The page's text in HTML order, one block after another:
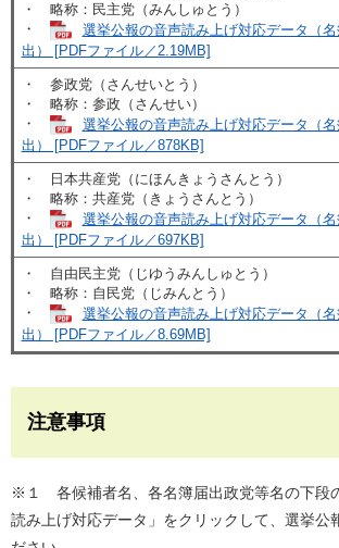
・ 略称：民主党（みんしゅとう）
・
選挙公報の音声読み上げ対応データ（
出） [PDFファイル／2.19MB]
・ 参政党（さんせいとう）
・ 略称：参政（さんせい）
・
選挙公報の音声読み上げ対応データ（
出） [PDFファイル／878KB]
・ 日本共産党（にほんきょうさんとう）
・ 略称：共産党（きょうさんとう）
・
選挙公報の音声読み上げ対応データ（
出） [PDFファイル／697KB]
・ 自由民主党（じゆうみんしゅとう）
・ 略称：自民党（じみんとう）
・
選挙公報の音声読み上げ対応データ（
出） [PDFファイル／8.69MB]
注意事項
※１ 各候補者名、各名簿届出政党等名の下段
読み上げ対応データ」をクリックして、選挙公